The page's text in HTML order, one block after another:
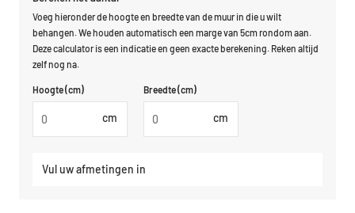
Voeg hieronder de hoogte en breedte van de muur in die u wilt
behangen. We houden automatisch een marge van 5cm rondom aan.
Deze calculator is een indicatie en geen exacte berekening. Reken altijd
zelf nog na.
Hoogte (cm)
cm
Breedte (cm)
cm
Vul uw afmetingen in